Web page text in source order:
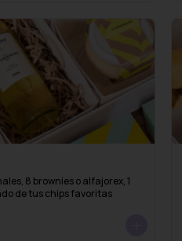
8 brownies o alfajorex, 1
de tus chips favoritas